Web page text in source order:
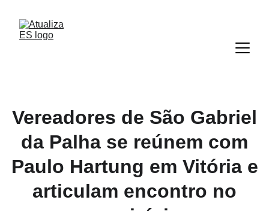
Vereadores de São Gabriel
da Palha se reúnem com
Paulo Hartung em Vitória e
articulam encontro no